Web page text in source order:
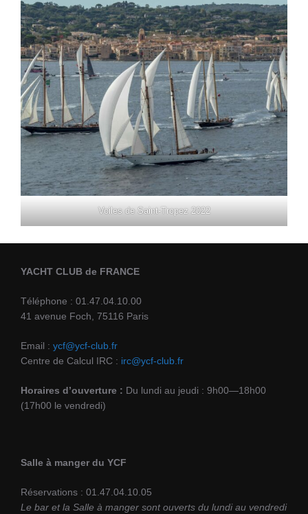
Voiles de Saint-Tropez 2022
YACHT CLUB de FRANCE
Téléphone : 01.47.04.10.00
41 avenue Foch, 75116 Paris
Email : ycf@ycf-club.fr
Centre de Calcul IRC : irc@ycf-club.fr
Horaires d’ouverture : Du lundi au jeudi : 9h00—18h00
(17h00 le vendredi)
Salle à manger du YCF
Réservations : 01.47.04.10.05
Le bar et la Salle à manger sont ouverts du lundi au vendredi